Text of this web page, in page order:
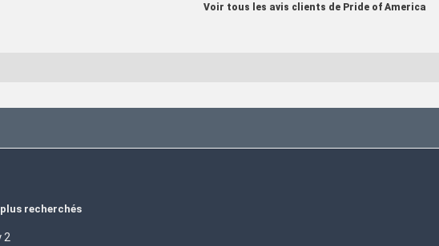
Voir tous les avis clients de Pride of America
recherchés
2